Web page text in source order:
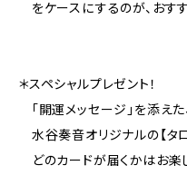
をケースにするのが、おす
＊スペシャルプレゼント！
「開運メッセージ」を添えた
水谷奏音オリジナルの【タ
どのカードが届くかはお楽